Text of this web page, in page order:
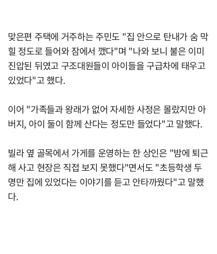
맞은편 주택에 거주하는 주민도 "집 안으로 탄내가 숨 막
힐 정도로 들어와 잠에서 깼다"며 "나와 보니 불은 이미
진압된 뒤였고 구조대원들이 아이들을 구급차에 태우고
있었다"고 했다.
이어 "가족들과 왕래가 없어 자세한 사정은 몰랐지만 아
버지, 아이 둘이 함께 산다는 정도만 들었다"고 말했다.
빌라 옆 골목에서 가게를 운영하는 한 상인은 "밤에 퇴근
해 사고 현장은 직접 보지 못했다"면서도 "초등학생 두
명만 집에 있었다는 이야기를 듣고 안타까웠다"고 말했
다.